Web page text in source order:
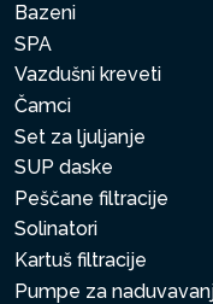
Bazeni
SPA
Vazdušni kreveti
Čamci
Set za ljuljanje
SUP daske
Peščane filtracije
Solinatori
Kartuš filtracije
Pumpe za